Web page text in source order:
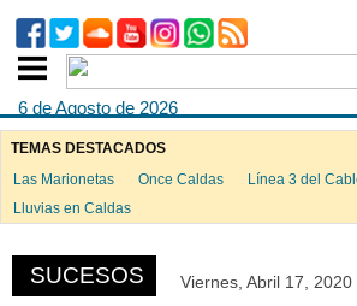
6 de Agosto de 2026
TEMAS DESTACADOS
Las Marionetas
Once Caldas Línea 3 del
Lluvias en Caldas
SUCESOS Viernes, Abril 17, 2020